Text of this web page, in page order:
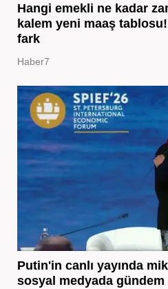
Hangi emekli ne kadar
kalem yeni maaş
fark
Haber7
Putin'in canlı yayında
sosyal medyada gündem